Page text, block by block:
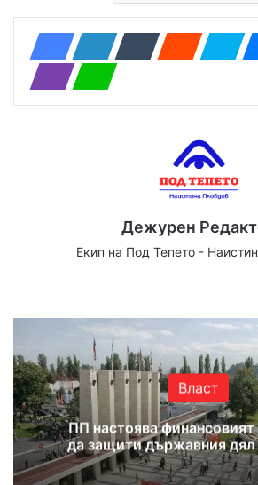
Дежурен
Екип на Под Тепето -
Власт
ПП настоява
да защити държавния дял